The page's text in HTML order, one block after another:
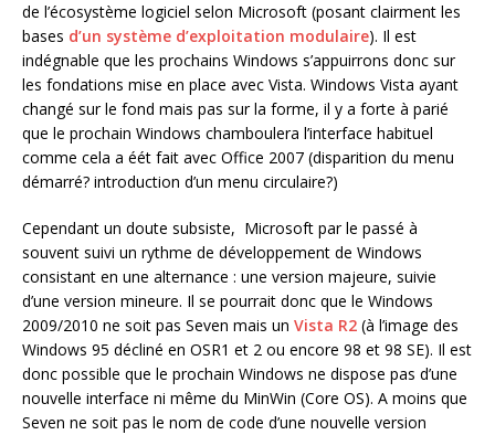
de l’écosystème logiciel selon Microsoft (posant clairment les
bases d’un système d’exploitation modulaire). Il est
indégnable que les prochains Windows s’appuirrons donc sur
les fondations mise en place avec Vista. Windows Vista ayant
changé sur le fond mais pas sur la forme, il y a forte à parié
que le prochain Windows chamboulera l’interface habituel
comme cela a éét fait avec Office 2007 (disparition du menu
démarré? introduction d’un menu circulaire?)
Cependant un doute subsiste, Microsoft par le passé à
souvent suivi un rythme de développement de Windows
consistant en une alternance : une version majeure, suivie
d’une version mineure. Il se pourrait donc que le Windows
2009/2010 ne soit pas Seven mais un Vista R2 (à l’image des
Windows 95 décliné en OSR1 et 2 ou encore 98 et 98 SE). Il est
donc possible que le prochain Windows ne dispose pas d’une
nouvelle interface ni même du MinWin (Core OS). A moins que
Seven ne soit pas le nom de code d’une nouvelle version